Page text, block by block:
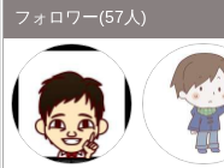
フォロワー(57人)